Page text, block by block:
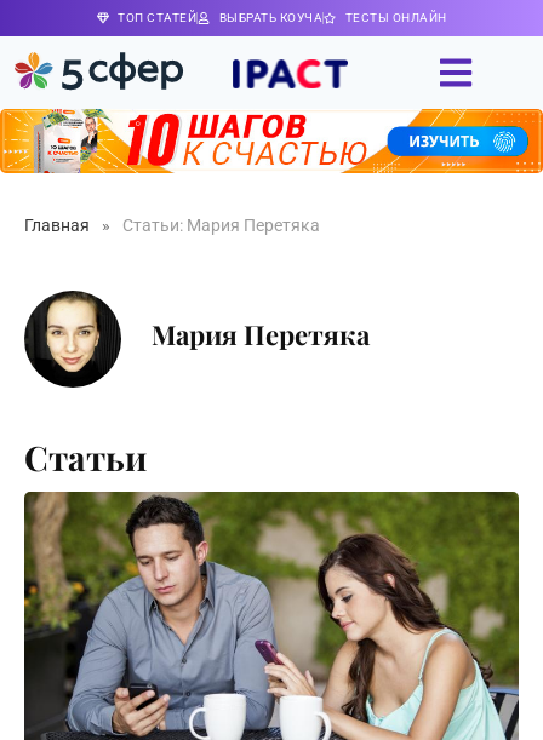
ТОП СТАТЕЙ ВЫБРАТЬ КОУЧА ТЕСТЫ ОНЛАЙН
Главная » Статьи: Мария Перетяка
Мария Перетяка
Статьи